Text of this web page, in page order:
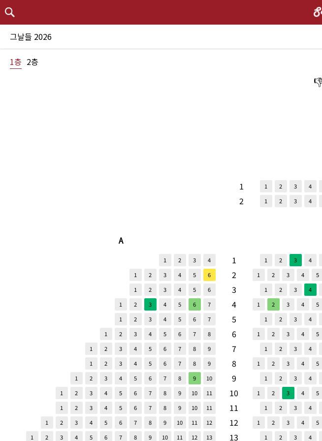
그날들 2026
1층 2층
1
2
1 2 3 4
1
2 3 4
A
1 2 3
4
1
2 3 4 5
6
1
2 3 4 5
6
1
2 3 4 5 6
7
1
2 3 4 5 6
7
1
2 3 4 5 6 7
8
1
2 3 4 5 6 7 8
9
1
2 3 4 5 6 7 8
9
1
2 3 4 5 6 7 8 9
10
1
2 3 4 5 6 7 8 9 10
11
1
2 3 4 5 6 7 8 9 10
11
1
2 3 4 5 6 7 8 9 10 11
12
1
2 3 4 5 6 7 8 9 10 11 12 13
1
2
3
4
5
6
7
8
9
10
11
12
13
1 2 3 4
1
2 3 4 5
1
2 3 4
1
2 3 4 5
1
2 3 4
1
2 3 4 5
1
2 3 4
1
2 3 4 5
1
2 3 4
1
2 3 4 5
1
2 3 4
1
2 3 4 5
1
2 3 4